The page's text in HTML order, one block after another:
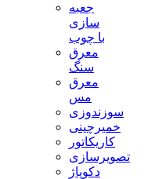
جعبه
سازی
با چوب
معرق
سنگ
معرق
مس
سوزندوزی
خمیرچینی
کاریکاتور
تصویرسازی
دکوپاژ